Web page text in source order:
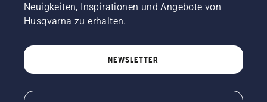
Neuigkeiten, Inspirationen und Angebote von
Husqvarna zu erhalten.
NEWSLETTER